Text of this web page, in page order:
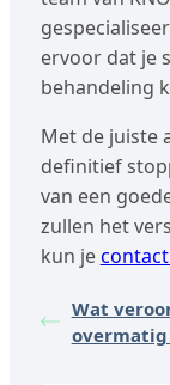
ervoor dat je
behandeling
Met de juiste
definitief
van een
zullen het
kun je
Wat
overmatig